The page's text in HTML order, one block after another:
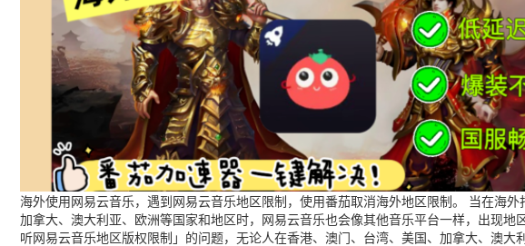
海外使用网易云音乐，遇到网易云音乐地区限制，使用番茄取消海外地区限制。 当在海
加拿大、澳大利亚、欧洲等国家和地区时，网易云音乐也会像其他音乐平台一样，出现
听网易云音乐地区版权限制」的问题，无论人在香港、澳门、台湾、美国、加拿大、澳